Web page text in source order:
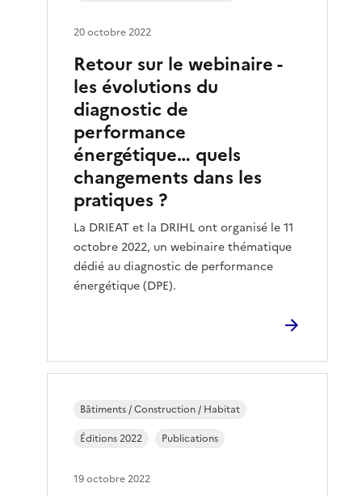
Retour sur le webinaire -
les évolutions du
diagnostic de
performance
énergétique… quels
changements dans les
pratiques ?
La DRIEAT et la DRIHL ont organisé le 11
octobre 2022, un webinaire thématique
dédié au diagnostic de performance
énergétique (DPE).
20 octobre 2022
Bâtiments / Construction / Habitat
Éditions 2022
Publications
19 octobre 2022